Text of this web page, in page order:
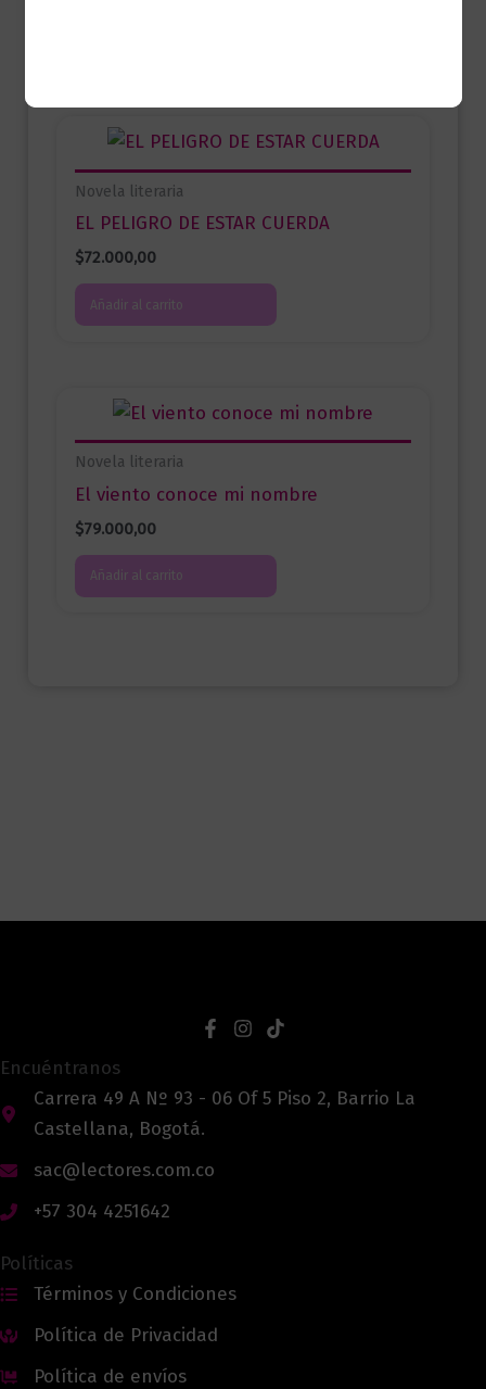
Novela literaria
EL PELIGRO DE ESTAR CUERDA
$72.000,00
Añadir al carrito
Novela literaria
El viento conoce mi nombre
$79.000,00
Añadir al carrito
Encuéntranos
Carrera 49 A Nº 93 - 06 Of 5 Piso 2, Barrio La
Castellana, Bogotá.
sac@lectores.com.co
+57 304 4251642
Políticas
Términos y Condiciones
Política de Privacidad
Política de envíos